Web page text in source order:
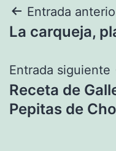
de
entradas
Entrada
La carqueja,
Entrada siguiente
Receta de
Pepitas de